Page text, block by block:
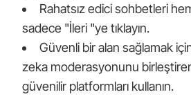
Rahatsız edici sohbetleri
sadece "İleri "ye tıklayın.
Güvenli bir alan sağlamak
zeka moderasyonunu
güvenilir platformları kullanın.